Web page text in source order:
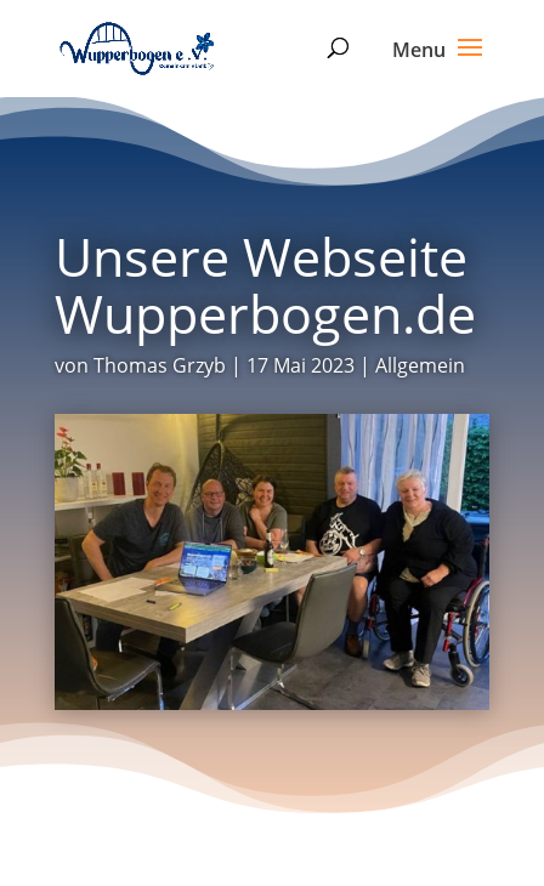
Unsere Webseite
Wupperbogen.de
von Thomas Grzyb | 17 Mai 2023| Allgemein